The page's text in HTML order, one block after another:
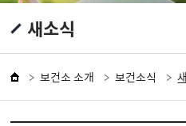
새소식
보건소 소개 보건소식